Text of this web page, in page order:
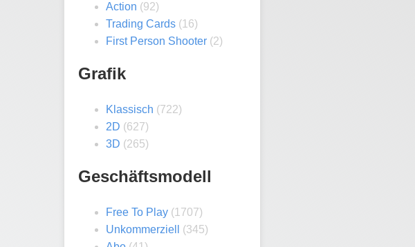
Action (92)
Trading Cards (16)
First Person Shooter (2)
Grafik
Klassisch (722)
2D (627)
3D (265)
Geschäftsmodell
Free To Play (1707)
Unkommerziell
(345)